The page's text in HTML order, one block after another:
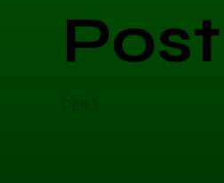
Post
Opis 1